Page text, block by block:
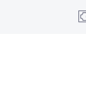
osobních údajů